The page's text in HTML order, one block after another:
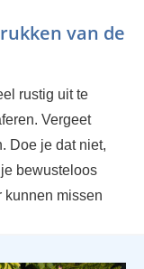
van de
rustig uit te
Vergeet
Doe je dat niet,
bewusteloos
kunnen missen